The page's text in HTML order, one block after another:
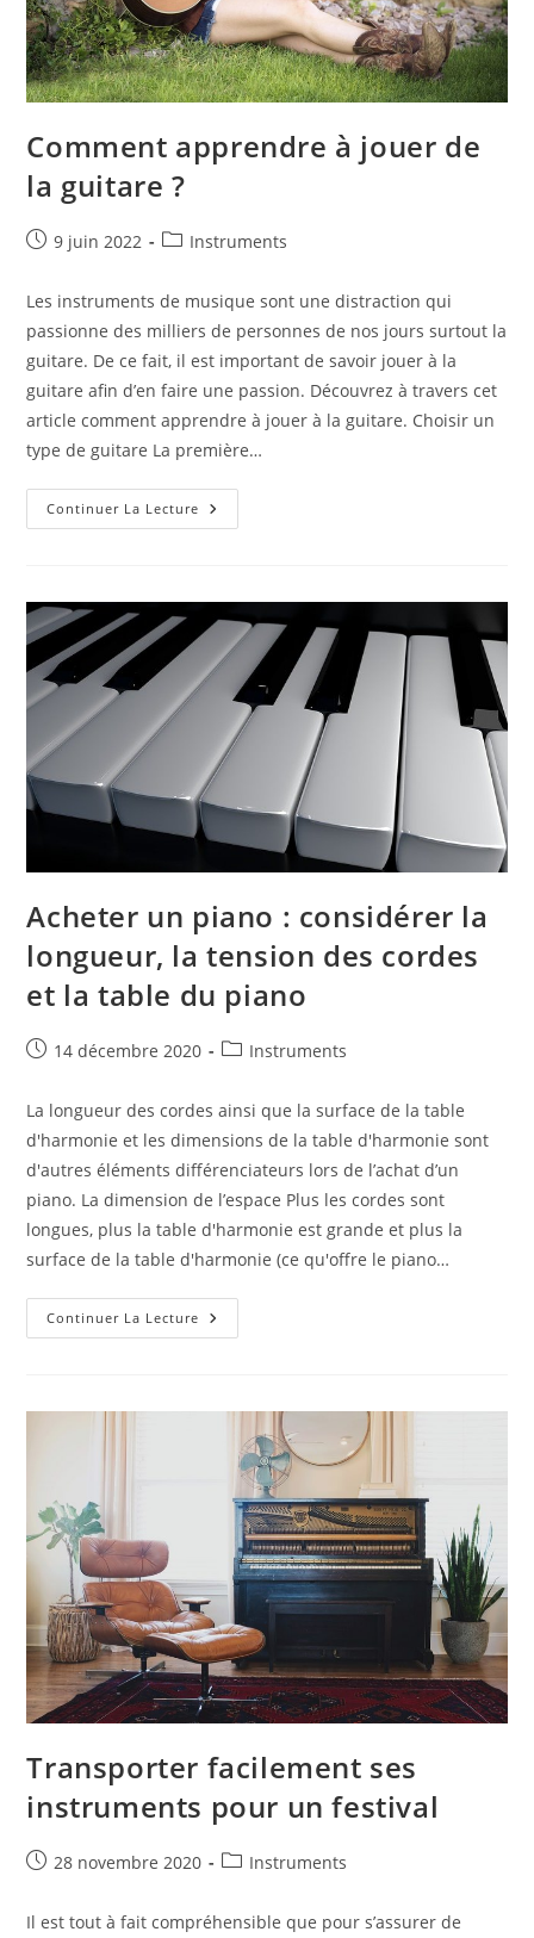
Comment apprendre à jouer de
la guitare ?
Publication
9 juin 2022
PostInstruments
Les instruments de musique sont une distraction qui
passionne des milliers de personnes de nos jours surtout la
guitare. De ce fait, il est important de savoir jouer à la
guitare afin d’en faire une passion. Découvrez à travers cet
article comment apprendre à jouer à la guitare. Choisir un
type de guitare La première…
Continuer La Lecture Comment
Apprendre
Guitare
?
Acheter un piano : considérer la
longueur, la tension des cordes
et la table du piano
Publication
14 décembre 2020
PostInstruments
La longueur des cordes ainsi que la surface de la table
d'harmonie et les dimensions de la table d'harmonie sont
d'autres éléments différenciateurs lors de l’achat d’un
piano. La dimension de l’espace Plus les cordes sont
longues, plus la table d'harmonie est grande et plus la
surface de la table d'harmonie (ce qu'offre le piano…
Continuer La Lecture Acheter
Un
La
Tension
Cordes
Table
Piano
Transporter facilement ses
instruments pour un festival
Publication
28 novembre 2020
PostInstruments
Il est tout à fait compréhensible que pour s’assurer de